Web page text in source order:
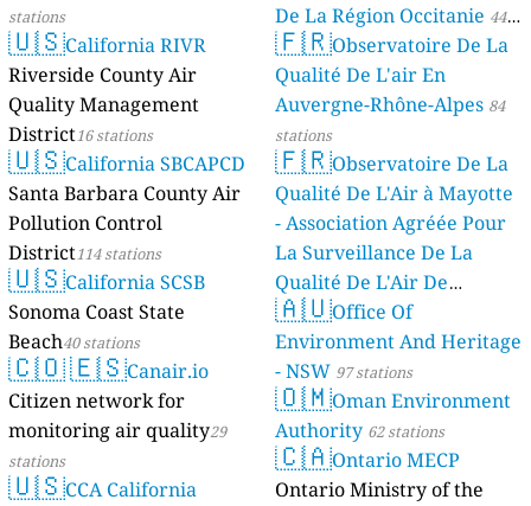
stations
🇺🇸California RIVR
Riverside County Air
Quality Management
District16 stations
🇺🇸California SBCAPCD
Santa Barbara County Air
Pollution Control
District114 stations
🇺🇸California SCSB
Sonoma Coast State
Beach40 stations
🇨🇴🇪🇸Canair.io
Citizen network for
monitoring air quality29
stations
🇺🇸CCA California
De La Région Occitanie 44
stations
🇫🇷Observatoire De La
Qualité De L'air En
Auvergne-Rhône-Alpes 84
stations
🇫🇷Observatoire De La
Qualité De L'Air à Mayotte
- Association Agréée Pour
La Surveillance De La
Qualité De L'Air De
Mayotte 4 stations
🇦🇺Office Of
Environment And Heritage
- NSW 97 stations
🇴🇲Oman Environment
Authority 62 stations
🇨🇦Ontario MECP
Ontario Ministry of the